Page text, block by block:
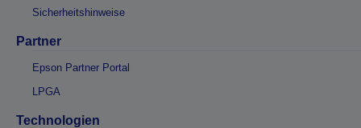
Sicherheitshinweise
Partner
Epson Partner Portal
LPGA
Technologien